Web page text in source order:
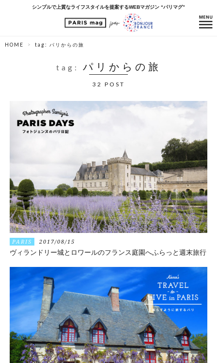
シンプルで上質なライフスタイルを提案するWEBマガジン “パリマグ”
HOME tag: パリからの旅
tag: パリからの旅
32 POST
PARIS 2017/08/15
ヴィランドリー城とロワールのフランス庭園へふらっと週末旅行